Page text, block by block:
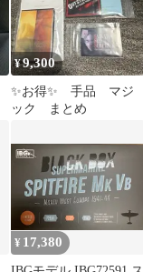
¥9,300
✨お得✨ 手品 マジ
ック まとめ
¥ 17,380